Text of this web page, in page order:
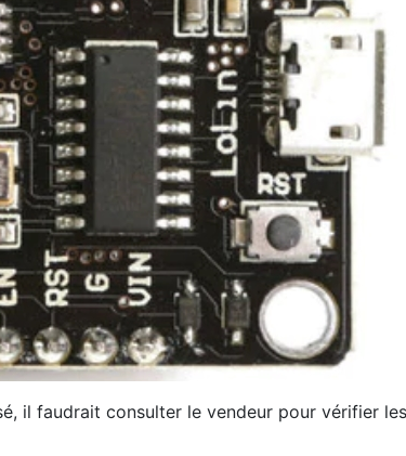
il faudrait consulter le vendeur pour vérifier